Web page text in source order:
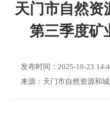
天门市自然资
第三季度矿
发布时间：2025-10-23
来源：天门市自然资源和